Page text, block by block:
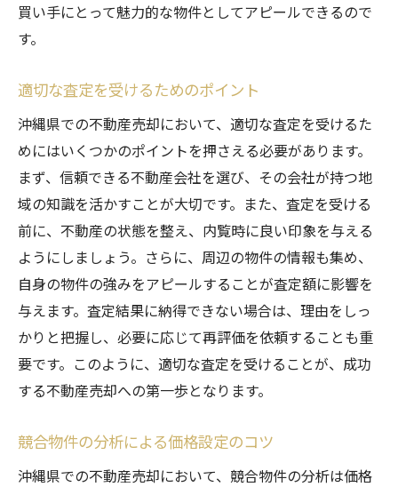
買い手にとって魅力的な物件としてアピールできるので
す。
適切な査定を受けるためのポイント
沖縄県での不動産売却において、適切な査定を受けるた
めにはいくつかのポイントを押さえる必要があります。
まず、信頼できる不動産会社を選び、その会社が持つ地
域の知識を活かすことが大切です。また、査定を受ける
前に、不動産の状態を整え、内覧時に良い印象を与える
ようにしましょう。さらに、周辺の物件の情報も集め、
自身の物件の強みをアピールすることが査定額に影響を
与えます。査定結果に納得できない場合は、理由をしっ
かりと把握し、必要に応じて再評価を依頼することも重
要です。このように、適切な査定を受けることが、成功
する不動産売却への第一歩となります。
競合物件の分析による価格設定のコツ
沖縄県での不動産売却において、競合物件の分析は価格